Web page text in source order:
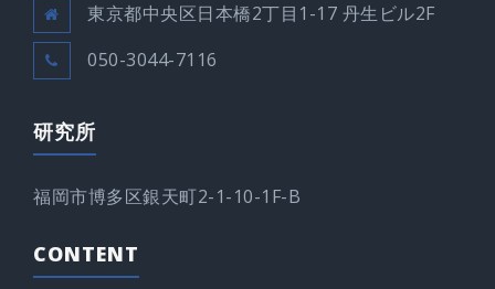
東京都中央区日本橋2丁目1-17 丹生ビル2F
050-3044-7116
研究所
福岡市博多区銀天町2-1-10-1F-B
CONTENT